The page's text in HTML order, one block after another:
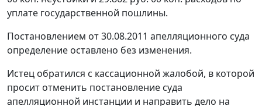
уплате государственной пошлины.
Постановлением от 30.08.2011 апелляционного суда
определение оставлено без изменения.
Истец обратился с кассационной жалобой, в которой
просит отменить постановление суда
апелляционной инстанции и направить дело на